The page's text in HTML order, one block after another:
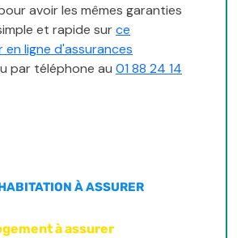
avoir les mêmes garanties
et rapide surce
ligne d'assurances
par téléphone au 01 88 24 14